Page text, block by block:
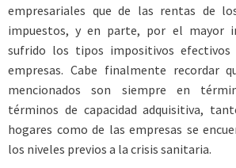
empresariales que de las rentas de
impuestos, y en parte, por el mayor
sufrido los tipos impositivos efectivos
empresas. Cabe finalmente recordar
mencionados son siempre en
términos de capacidad adquisitiva,
hogares como de las empresas se
los niveles previos a la crisis sanitaria.